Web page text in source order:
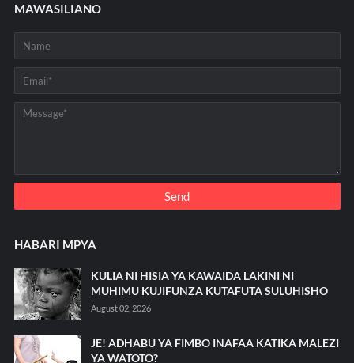
MAWASILIANO
HABARI MPYA
KULIA NI HISIA YA KAWAIDA LAKINI NI
MUHIMU KUJIFUNZA KUTAFUTA SULUHISHO
August 02, 2026
JE! ADHABU YA FIMBO INAFAA KATIKA MALEZI
YA WATOTO?